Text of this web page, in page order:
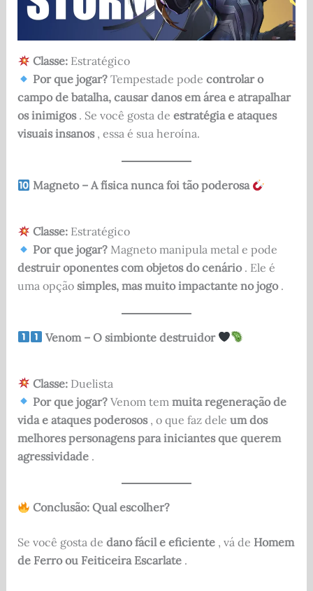
Classe:Estratégico
Por que jogar?Tempestade pode controlar o
campo de batalha, causar danos em área e atrapalhar
os inimigos. Se você gosta de estratégia e ataques
visuais insanos, essa é sua heroína.
Magneto – A física nunca foi tão poderosa
Classe:Estratégico
Por que jogar?Magneto manipula metal e pode
destruir oponentes com objetos do cenário. Ele é
uma opção simples, mas muito impactante no jogo.
Venom – O simbionte destruidor
Classe:Duelista
Por que jogar?Venom tem muita regeneração de
vida e ataques poderosos, o que faz dele um dos
melhores personagens para iniciantes que querem
agressividade.
Conclusão: Qual escolher?
Se você gosta de dano fácil e eficiente, vá de Homem
de Ferro ou Feiticeira Escarlate.